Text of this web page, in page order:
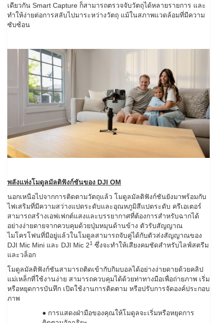
เดียวกัน Smart Capture ก็สามารถตรวจจับวัตถุได้หลายรายการ และ
ทำให้ง่ายต่อการสลับไปมาระหว่างวัตถุ แม้ในสภาพแวดล้อมที่มีความ
ซับซ้อน
พลังแห่งโมดูลมัลติฟังก์ชันของ DJI OM
นอกเหนือไปจากการติดตามวัตถุแล้ว โมดูลมัลติฟังก์ชันยังมาพร้อมกับ
ไฟเสริมที่มีความสว่างแปดระดับและอุณหภูมิสีแปดระดับ ครีเอเตอร์
สามารถสร้างเอฟเฟกต์แสงและบรรยากาศที่ต้องการสำหรับฉากได้
อย่างง่ายดายจากควบคุมด้วยปุ่มหมุนด้านข้าง ตัวรับสัญญาณ
ไมโครโฟนที่มีอยู่แล้วในโมดูลสามารถจับคู่ได้กับตัวส่งสัญญาณของ
DJI Mic Mini และ DJI Mic 21 ซึ่งจะทำให้เสียงคมชัดสำหรับไลฟ์สตรีม
และวล็อก
โมดูลมัลติฟังก์ชันสามารถติดเข้ากับกิมบอลได้อย่างง่ายดายด้วยคลิป
แม่เหล็กที่ใช้งานง่าย สามารถควบคุมได้ด้วยท่าทางมือเพื่อถ่ายภาพ เริ่ม
หรือหยุดการบันทึก เปิดใช้งานการติดตาม หรือปรับการจัดองค์ประกอบ
ภาพ
● การแสดงฝ่ามือของคุณให้โมดูลจะเริ่มหรือหยุดการ